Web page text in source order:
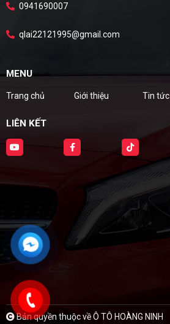
0941690007
qlai22121995@gmail.com
MENU
Trang chủ Giới thiệu Tin tức
LIÊN KẾT
Bản quyền thuộc về Ô TÔ HOÀNG NINH